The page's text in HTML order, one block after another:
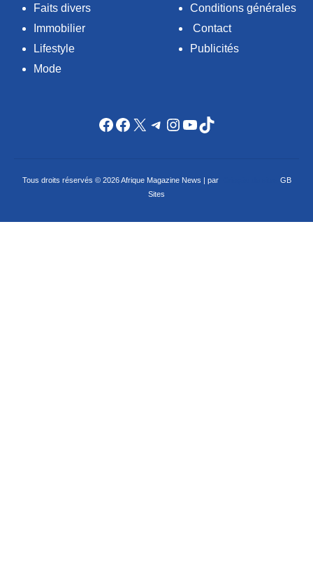
Faits divers
Immobilier
Lifestyle
Mode
Conditions générales
Contact
Publicités
Facebook
Facebook
X Telegram
Instagram
YouTube
TikTok
Tous droits réservés © 2026 Afrique Magazine News | par
GB
Sites